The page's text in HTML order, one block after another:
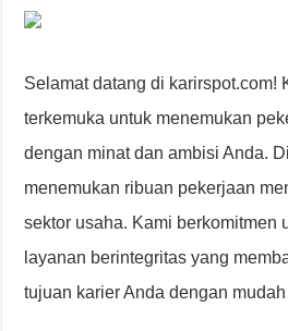
Selamat datang di karirspot.com!
terkemuka untuk menemukan
dengan minat dan ambisi Anda.
menemukan ribuan pekerjaan
sektor usaha. Kami berkomitmen
layanan berintegritas yang
tujuan karier Anda dengan